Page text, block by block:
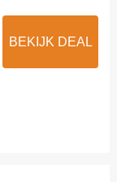
BEKIJK DEAL